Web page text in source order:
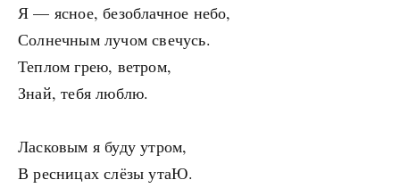
Я — ясное, безоблачное небо,
Солнечным лучом свечусь.
Теплом грею, ветром,
Знай, тебя люблю.
Ласковым я буду утром,
В ресницах слёзы утаЮ.